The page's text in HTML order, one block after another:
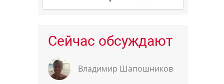
Сейчас обсуждают
Владимир Шапошников